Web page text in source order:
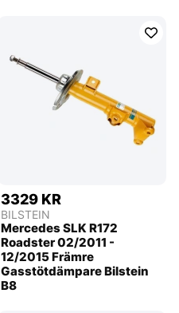
3329 KR
BILSTEIN
Mercedes SLK R172
Roadster 02/2011 -
12/2015 Främre
Gasstötdämpare Bilstein
B8